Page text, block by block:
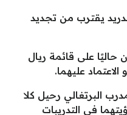
يقترب من تجديد
حاليًا على قائمة ريال
الاعتماد عليهما.
البرتغالي رحيل كلا
في التدريبات